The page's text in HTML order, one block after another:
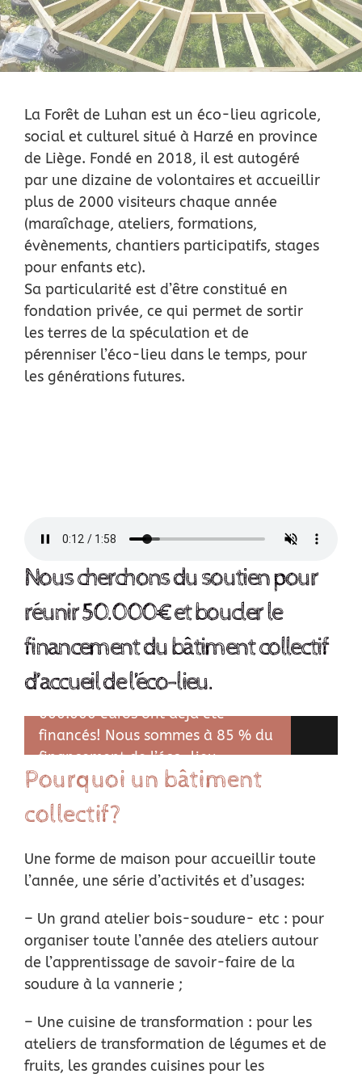
Nous soutenir
La Forêt de Luhan est un éco-lieu agricole,
social et culturel situé à Harzé en province
de Liège. Fondé en 2018, il est autogéré
par une dizaine de volontaires et accueillir
plus de 2000 visiteurs chaque année
(maraîchage, ateliers, formations,
évènements, chantiers participatifs, stages
pour enfants etc).
Sa particularité est d’être constitué en
fondation privée, ce qui permet de sortir
les terres de la spéculation et de
pérenniser l’éco-lieu dans le temps, pour
les générations futures.
Nous cherchons du soutien pour
réunir 50.000€ et boucler le
financement du bâtiment collectif
d’accueil de l’éco-lieu.
600.000 euros ont déjà été
financés! Nous sommes à 85 % du
financement de l’éco-lieu
Pourquoi un bâtiment
collectif?
Une forme de maison pour accueillir toute
l’année, une série d’activités et d’usages:
– Un grand atelier bois-soudure- etc : pour
organiser toute l’année des ateliers autour
de l’apprentissage de savoir-faire de la
soudure à la vannerie ;
– Une cuisine de transformation : pour les
ateliers de transformation de légumes et de
fruits, les grandes cuisines pour les